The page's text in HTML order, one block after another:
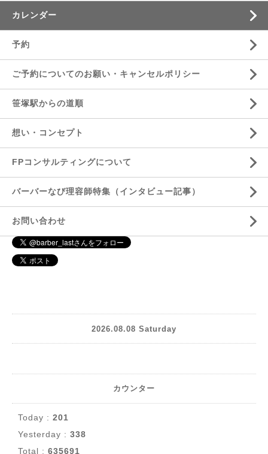
カレンダー
予約
ご予約についてのお願い・キャンセルポリシー
笹塚駅からの道順
想い・コンセプト
FPコンサルティングについて
バーバーなび理容師特集（インタビュー記事）
お問い合わせ
2026.08.08 Saturday
カウンター
Today : 201
Yesterday : 338
Total : 635691